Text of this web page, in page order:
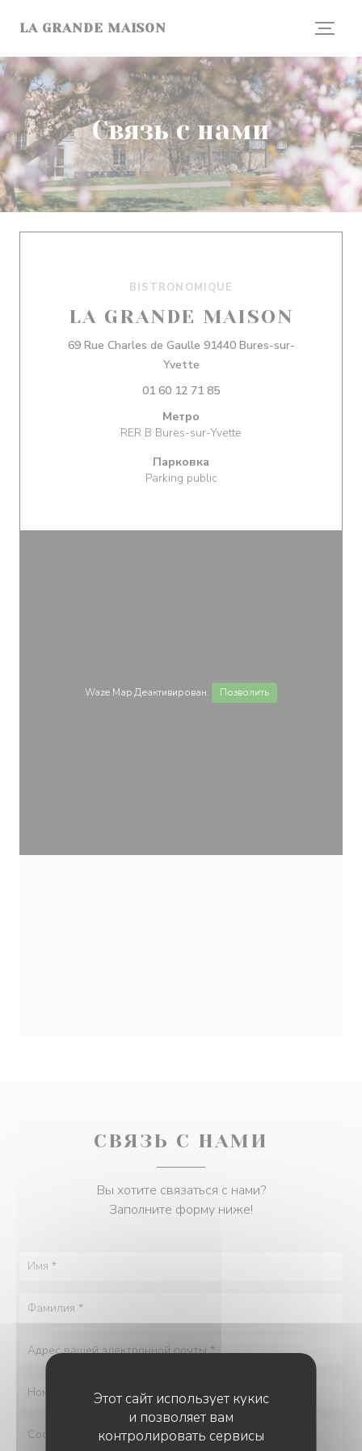
Этот сайт использует кукис
и позволяет вам
контролировать сервисы
LA GRANDE MAISON
Связь с нами
BISTRONOMIQUE
LA GRANDE MAISON
69 Rue Charles de Gaulle 91440 Bures-sur-
Yvette((открывается в новом окне))
01 60 12 71 85
Метро
RER B Bures-sur-Yvette
Парковка
Parking public
Waze Map Деактивирован. Позволить
СВЯЗЬ С НАМИ
Вы хотите связаться с нами?
Заполните форму ниже!